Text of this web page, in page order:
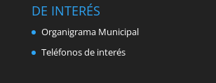
DE INTERÉS
Organigrama Municipal
Teléfonos de interés